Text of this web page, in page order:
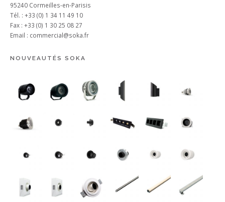
95240 Cormeilles-en-Parisis
Tél. : +33 (0) 1 34 11 49 10
Fax : +33 (0) 1 30 25 08 27
Email : commercial@soka.fr
NOUVEAUTÉS SOKA